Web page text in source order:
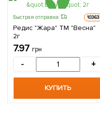
Быстрая отправка 10363
Редис "Жара" ТМ "Весна"
2г
7.97 грн
- +
КУПИТЬ